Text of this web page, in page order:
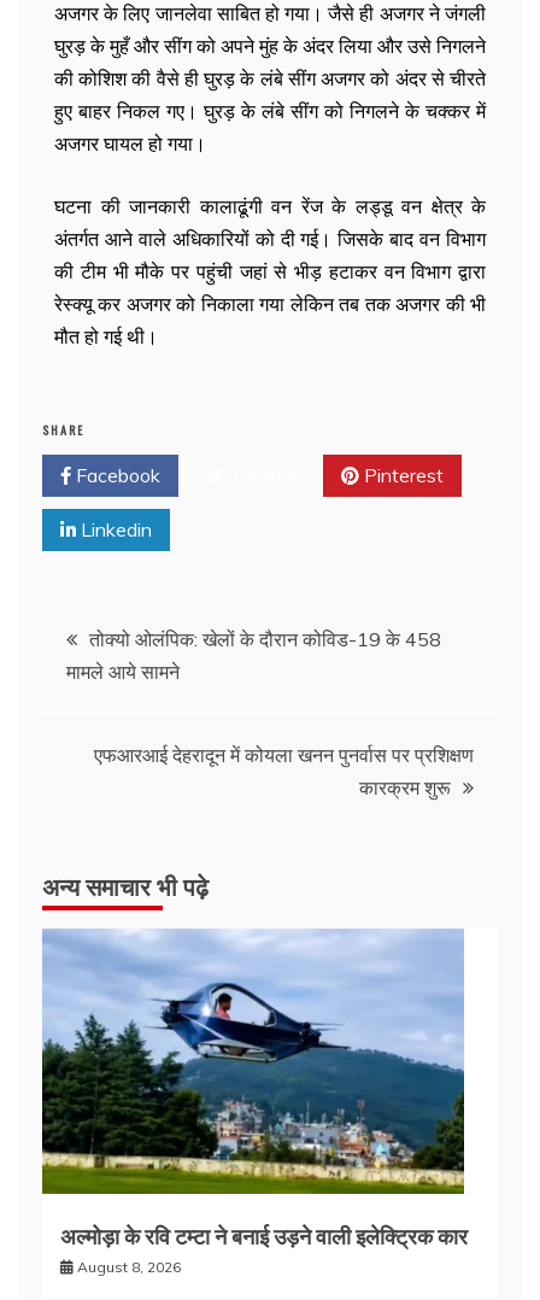
अजगर के लिए जानलेवा साबित हो गया। जैसे ही अजगर ने जंगली
घुरड़ के मुहँ और सींग को अपने मुंह के अंदर लिया और उसे निगलने
की कोशिश की वैसे ही घुरड़ के लंबे सींग अजगर को अंदर से चीरते
हुए बाहर निकल गए। घुरड़ के लंबे सींग को निगलने के चक्कर में
अजगर घायल हो गया।
घटना की जानकारी कालाढूंगी वन रेंज के लड्डू वन क्षेत्र के
अंतर्गत आने वाले अधिकारियों को दी गई। जिसके बाद वन विभाग
की टीम भी मौके पर पहुंची जहां से भीड़ हटाकर वन विभाग द्वारा
रेस्क्यू कर अजगर को निकाला गया लेकिन तब तक अजगर की भी
मौत हो गई थी।
SHARE
Facebook Pinterest
Linkedin
तोक्यो ओलंपिक: खेलों के दौरान कोविड-19 के 458
मामले आये सामने
एफआरआई देहरादून में कोयला खनन पुनर्वास पर प्रशिक्षण
कारक्रम शुरू
अन्य समाचार भी पढ़े
अल्मोड़ा के रवि टम्टा ने बनाई उड़ने वाली इलेक्ट्रिक कार
August 8, 2026